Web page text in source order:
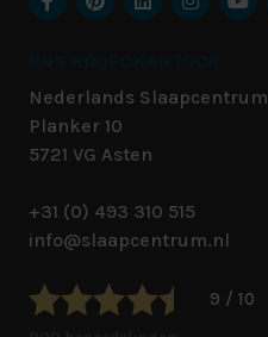
Nederlands Slaapcentrum
Planker 10
5721 VG Asten
+31 (0) 493 310 515
info@slaapcentrum.nl
9 / 10